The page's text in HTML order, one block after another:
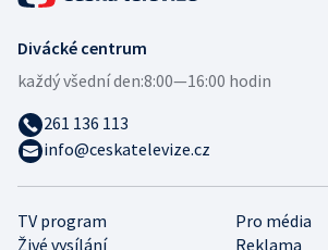
TV program
Pro média
Živé vysílání
Reklama
Divácké centrum
každý všední den:8:00—16:00 hodin
261 136 113
info@ceskatelevize.cz